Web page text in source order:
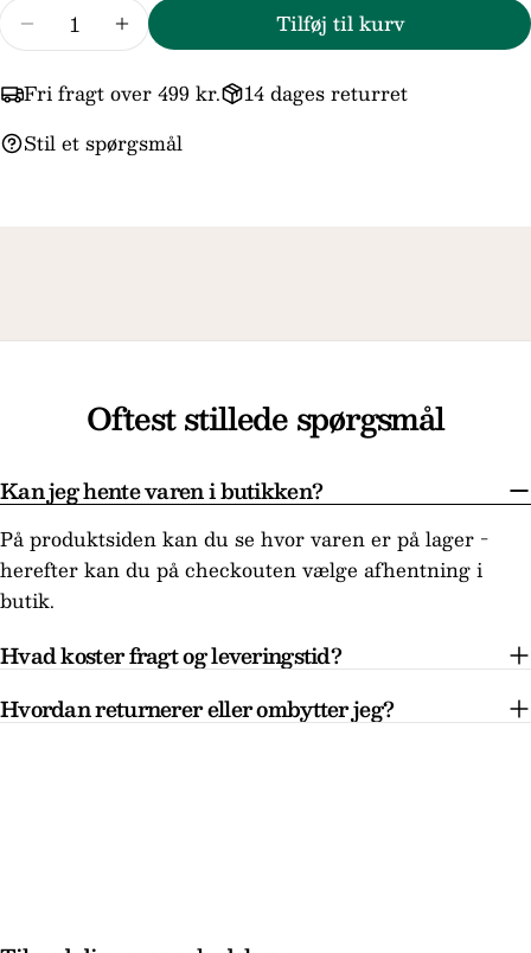
Reducer mængden for NOA Kids Fortinnet
Forøg mængden for NOA Kids
Tilføj til kurv
Fri fragt over 499 kr.
14 dages returret
Stil et spørgsmål
Send spørgsmål
Oftest stillede spørgsmål
Kan jeg hente varen i butikken?
På produktsiden kan du se hvor varen er på lager -
herefter kan du på checkouten vælge afhentning i
butik.
Hvad koster fragt og leveringstid?
Hvordan returnerer eller ombytter jeg?